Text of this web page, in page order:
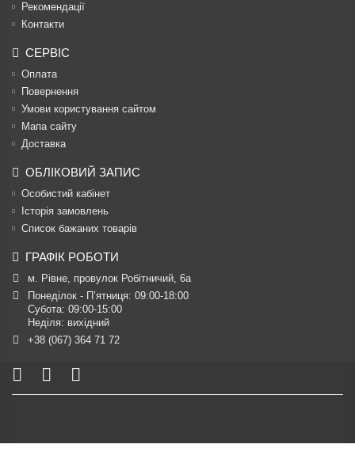
Рекомендації
Контакти
СЕРВІС
Оплата
Повернення
Умови користування сайтом
Мапа сайту
Доставка
ОБЛІКОВИЙ ЗАПИС
Особистий кабінет
Історія замовлень
Список бажаних товарів
ГРАФІК РОБОТИ
м. Рівне, провулок Робітничий, 6а
Понеділок - П’ятниця: 09:00-18:00
Субота: 09:00-15:00
Неділя: вихідний
+38 (067) 364 71 72